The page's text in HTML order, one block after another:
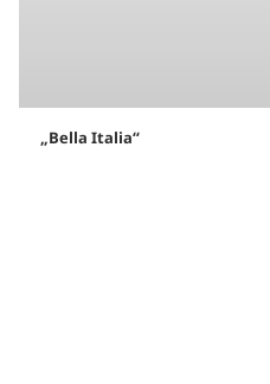
„Bella Italia“